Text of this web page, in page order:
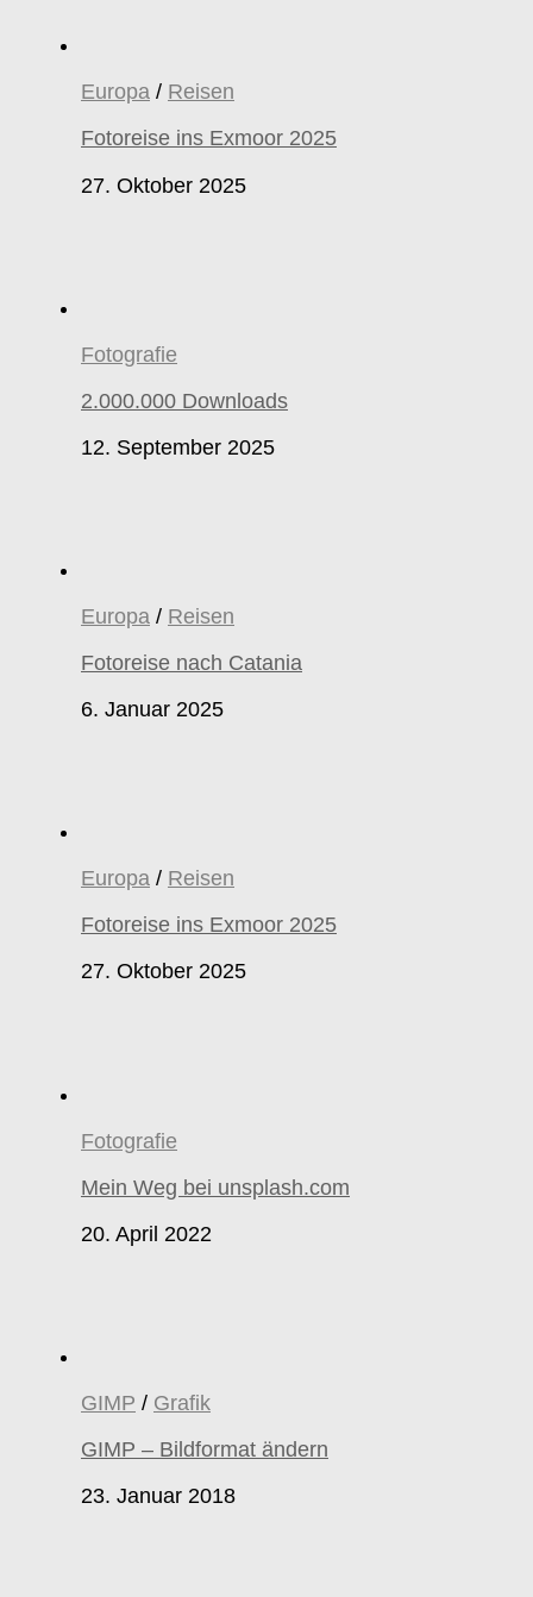
Europa / Reisen
Fotoreise ins Exmoor 2025
27. Oktober 2025
Fotografie
2.000.000 Downloads
12. September 2025
Europa / Reisen
Fotoreise nach Catania
6. Januar 2025
Europa / Reisen
Fotoreise ins Exmoor 2025
27. Oktober 2025
Fotografie
Mein Weg bei unsplash.com
20. April 2022
GIMP / Grafik
GIMP – Bildformat ändern
23. Januar 2018